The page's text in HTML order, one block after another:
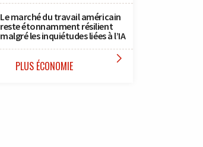
Le marché du travail américain
reste étonnamment résilient
malgré les inquiétudes liées à l’IA
PLUS ÉCONOMIE 